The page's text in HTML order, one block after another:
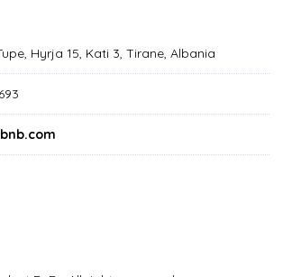
Hyrja 15, Kati 3, Tirane, Albania